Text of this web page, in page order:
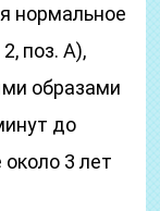
нормальное
поз. А),
образами
до
3 лет